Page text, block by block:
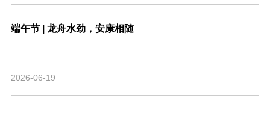
端午节 | 龙舟水劲，安康相随
2026-06-19